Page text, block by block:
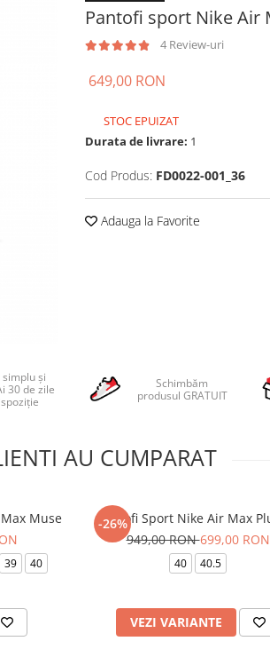
Pantofi sport Nike Air
4 Review-uri
649,00 RON
STOC EPUIZAT
Durata de livrare: 1
Cod Produs: FD0022-001_36
Adauga la Favorite
simplu și
30 de zile
Schimbăm
produsul GRATUIT
AU CUMPARAT
Muse
39 40
-26%
Pantofi Sport Nike Air Max
949,00 RON699,00 RON
40 40.5
VEZI VARIANTE